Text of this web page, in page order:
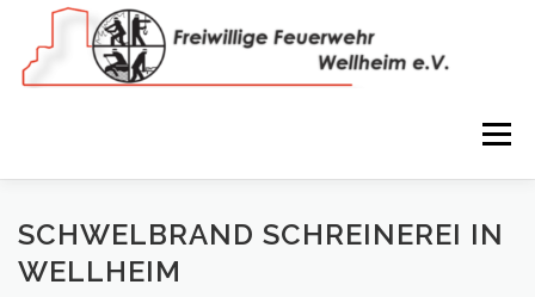
springen
Menü
NEWS VEREIN 150 JAHRE FEUERWEHR
SCHWELBRAND SCHREINEREI IN
WELLHEIM